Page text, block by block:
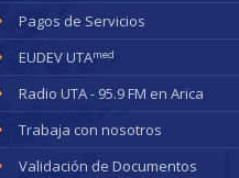
Pagos de Servicios
EUDEV UTAmed
Radio UTA - 95.9 FM en Arica
Trabaja con nosotros
Validación de Documentos